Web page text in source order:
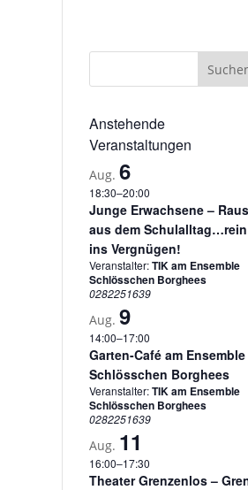
Anstehende
Veranstaltungen
Aug.6
18:30–20:00
Junge Erwachsene – Raus
aus dem Schulalltag…rein
ins Vergnügen!
Veranstalter:TIK am Ensemble
Schlösschen Borghees
0282251639
Aug.9
14:00–17:00
Garten-Café am Ensemble
Schlösschen Borghees
Veranstalter:TIK am Ensemble
Schlösschen Borghees
0282251639
Aug. 11
16:00–17:30
Theater Grenzenlos –